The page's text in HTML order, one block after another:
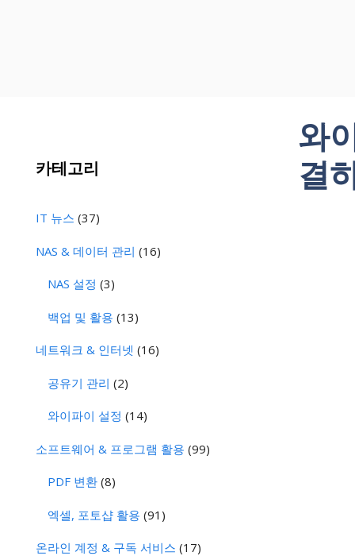
와
결
카테고리
IT 뉴스 (37)
NAS & 데이터 관리 (16)
NAS 설정 (3)
백업 및 활용 (13)
네트워크 & 인터넷 (16)
공유기 관리 (2)
와이파이 설정 (14)
소프트웨어 & 프로그램 활용 (99)
PDF 변환 (8)
엑셀, 포토샵 활용 (91)
온라인 계정 & 구독 서비스 (17)